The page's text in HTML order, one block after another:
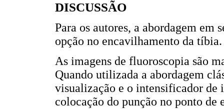
DISCUSSÃO
Para os autores, a abordagem em
opção no encavilhamento da tíbia.
As imagens de fluoroscopia são
Quando utilizada a abordagem
visualização e o intensificador de
colocação do punção no ponto